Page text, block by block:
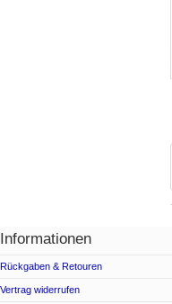
Informationen
Rückgaben & Retouren
Vertrag widerrufen